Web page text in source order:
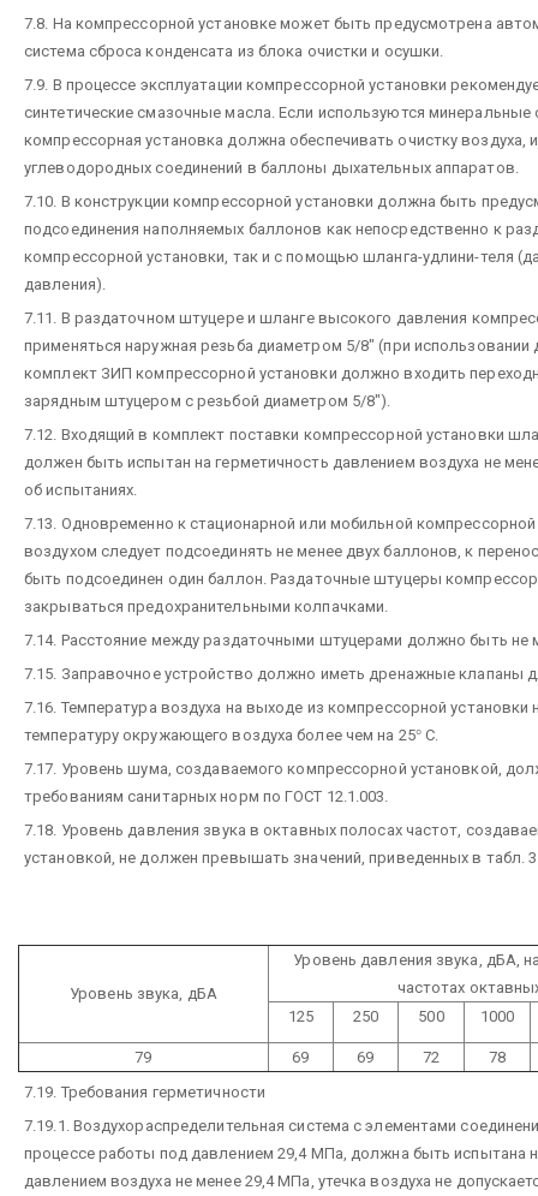
7.8. На компрессорной установке может быть предусмотрена
система сброса конденсата из блока очистки и осушки.
7.9. В процессе эксплуатации компрессорной установки
синтетические смазочные масла. Если используются
компрессорная установка должна обеспечивать очистку
углеводородных соединений в баллоны дыхательных аппаратов.
7.10. В конструкции компрессорной установки должна быть
подсоединения наполняемых баллонов как непосредственно к
компрессорной установки, так и с помощью шланга-удлини-теля
давления).
7.11. В раздаточном штуцере и шланге высокого давления
применяться наружная резьба диаметром 5/8" (при использовании
комплект ЗИП компрессорной установки должно входить
зарядным штуцером с резьбой диаметром 5/8").
7.12. Входящий в комплект поставки компрессорной установки
должен быть испытан на герметичность давлением воздуха не
об испытаниях.
7.13. Одновременно к стационарной или мобильной
воздухом следует подсоединять не менее двух баллонов, к
быть подсоединен один баллон. Раздаточные штуцеры
закрываться предохранительными колпачками.
7.14. Расстояние между раздаточными штуцерами должно быть не
7.15. Заправочное устройство должно иметь дренажные клапаны
7.16. Температура воздуха на выходе из компрессорной
температуру окружающего воздуха более чем на 25°С.
7.17. Уровень шума, создаваемого компрессорной установкой,
требованиям санитарных норм по ГОСТ 12.1.003.
7.18. Уровень давления звука в октавных полосах частот,
установкой, не должен превышать значений, приведенных в табл. 3
Уровень звука, дБА
Уровень давления звука, дБА,
частотах
125
250 500 1000
79 69 69 72
78
7.19. Требования герметичности
7.19.1. Воздухораспределительная система с элементами
процессе работы под давлением 29,4 МПа, должна быть испытана
давлением воздуха не менее 29,4 МПа, утечка воздуха не